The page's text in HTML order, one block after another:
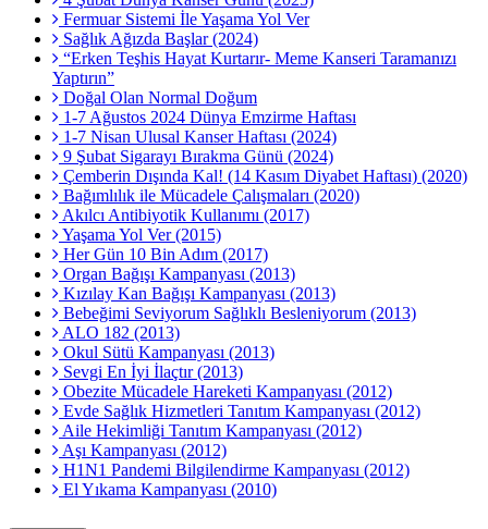
Fermuar Sistemi İle Yaşama Yol Ver
Sağlık Ağızda Başlar (2024)
“Erken Teşhis Hayat Kurtarır- Meme Kanseri Taramanızı
Yaptırın”
Doğal Olan Normal Doğum
1-7 Ağustos 2024 Dünya Emzirme Haftası
1-7 Nisan Ulusal Kanser Haftası (2024)
9 Şubat Sigarayı Bırakma Günü (2024)
Çemberin Dışında Kal! (14 Kasım Diyabet Haftası) (2020)
Bağımlılık ile Mücadele Çalışmaları (2020)
Akılcı Antibiyotik Kullanımı (2017)
Yaşama Yol Ver (2015)
Her Gün 10 Bin Adım (2017)
Organ Bağışı Kampanyası (2013)
Kızılay Kan Bağışı Kampanyası (2013)
Bebeğimi Seviyorum Sağlıklı Besleniyorum (2013)
ALO 182 (2013)
Okul Sütü Kampanyası (2013)
Sevgi En İyi İlaçtır (2013)
Obezite Mücadele Hareketi Kampanyası (2012)
Evde Sağlık Hizmetleri Tanıtım Kampanyası (2012)
Aile Hekimliği Tanıtım Kampanyası (2012)
Aşı Kampanyası (2012)
H1N1 Pandemi Bilgilendirme Kampanyası (2012)
El Yıkama Kampanyası (2010)